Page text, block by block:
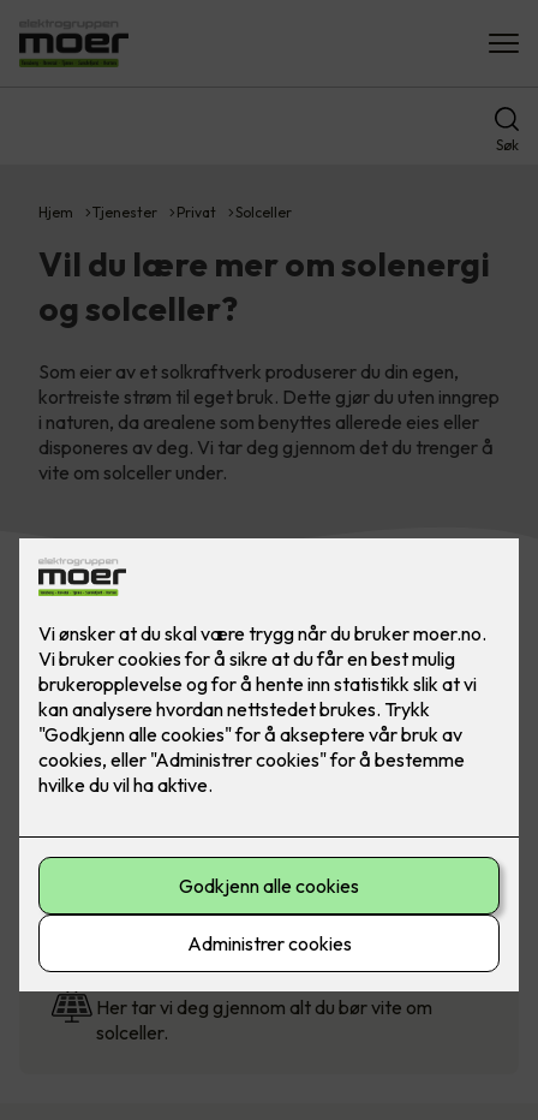
Søk
Hjem Tjenester Privat Solceller
Vil du lære mer om solenergi
og solceller?
Som eier av et solkraftverk produserer du din egen,
kortreiste strøm til eget bruk. Dette gjør du uten inngrep
i naturen, da arealene som benyttes allerede eies eller
disponeres av deg. Vi tar deg gjennom det du trenger å
vite om solceller under.
Solcellekalkulator
Beregn pris for solceller til bolig, fritidsbolig og
mindre næringsbygg.
Solcellestøtte fra Enova
Visste du at du kan få støtte når du velger
klimasmarte løsninger?
Hva er fordelene med solceller?
Her tar vi deg gjennom alt du bør vite om
solceller.